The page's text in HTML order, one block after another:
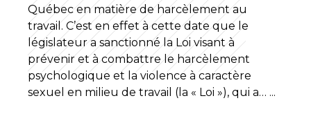
Québec en matière de harcèlement au
travail. C’est en effet à cette date que le
législateur a sanctionné la Loi visant à
prévenir et à combattre le harcèlement
psychologique et la violence à caractère
sexuel en milieu de travail (la « Loi »), qui a… ...